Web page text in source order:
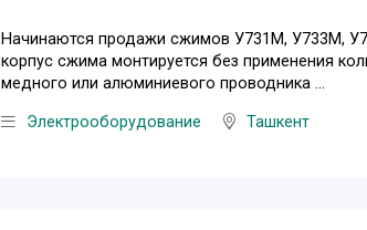
Начинаются продажи сжимов У731М, У733М,
корпус сжима монтируется без применения
медного или алюминиевого проводника ...
Электрооборудование Ташкент